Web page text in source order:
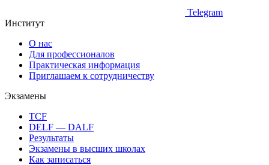
Telegram
Институт
О нас
Для профессионалов
Практическая информация
Приглашаем к сотрудничеству
Экзамены
TCF
DELF — DALF
Результаты
Экзамены в высших школах
Как записаться